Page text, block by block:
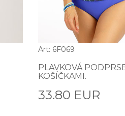
Art: 6F069
PLAVKOVÁ
KOŠÍČKAMI.
33.80 EUR